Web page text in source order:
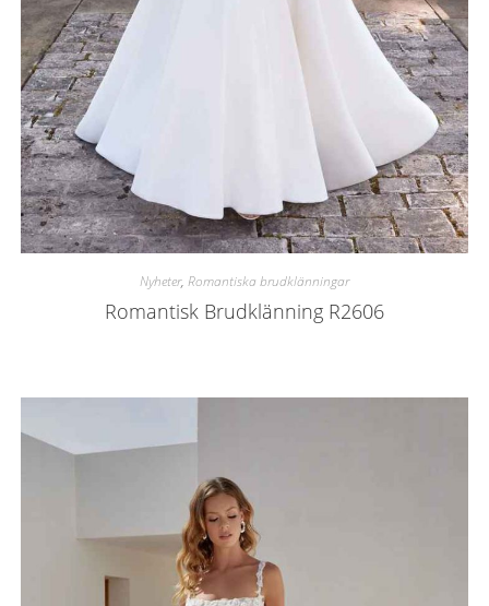
Nyheter, Romantiska brudklänningar
Romantisk Brudklänning R2606